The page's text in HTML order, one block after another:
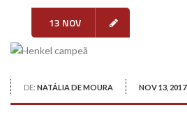
13 NOV
DE: NATÁLIA DE MOURA NOV 13, 2017